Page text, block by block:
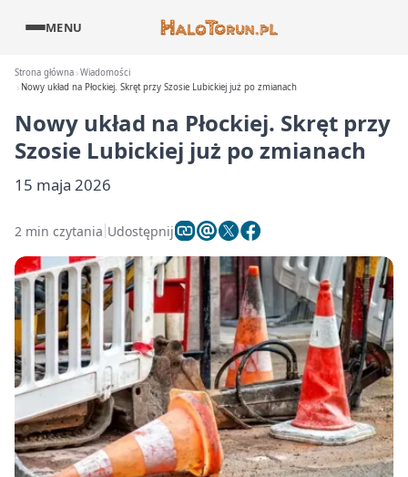
MENU
Strona główna Wiadomości
Nowy układ na Płockiej. Skręt przy Szosie Lubickiej już po zmianach
Nowy układ na Płockiej. Skręt przy
Szosie Lubickiej już po zmianach
15 maja 2026
2 min czytania Udostępnij